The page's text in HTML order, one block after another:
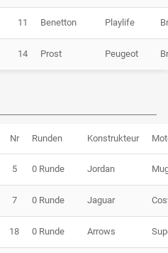
11 Benetton Playlife
14 Prost Peugeot
Nr Runden Konstrukteur
5 0 Runde Jordan
7 0 Runde Jaguar
18 0 Runde Arrows